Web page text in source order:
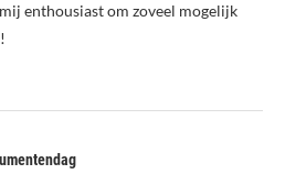
enthousiast om zoveel mogelijk